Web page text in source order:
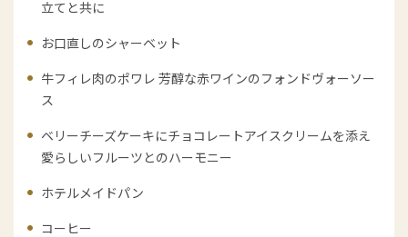
立てと共に
お口直しのシャーベット
牛フィレ肉のポワレ 芳醇な赤ワインのフォンドヴォーソー
ス
ベリーチーズケーキにチョコレートアイスクリームを添え
愛らしいフルーツとのハーモニー
ホテルメイドパン
コーヒー